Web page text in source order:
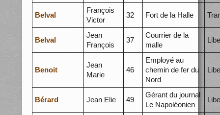
Belval
François
Victor
32 Fort de la Halle
Belval
Jean
François
37
Courrier de la
malle
Benoit
Jean
Marie
46
Employé au
chemin de fer du
Nord
Bérard Jean Elie 49
Gérant du journal
Le Napoléonien